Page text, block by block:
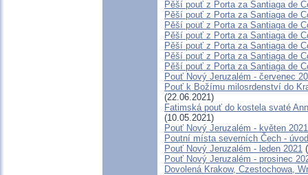
Pěší pouť z Porta za Santiaga de
Pěší pouť z Porta za Santiaga de
Pěší pouť z Porta za Santiaga de
Pěší pouť z Porta za Santiaga de
Pěší pouť z Porta za Santiaga de
Pěší pouť z Porta za Santiaga de
Pěší pouť z Porta za Santiaga de
Pouť Nový Jeruzalém - červenec
Pouť k Božímu milosrdenství do
(22.06.2021)
Fatimská pouť do kostela svaté
(10.05.2021)
Pouť Nový Jeruzalém - květen 2021
Poutní místa severních Čech -
Pouť Nový Jeruzalém - leden 2021
Pouť Nový Jeruzalém - prosinec
Dovolená Krakow, Czestochowa,